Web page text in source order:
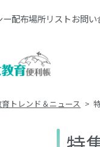
ー配布場所リストお問
育トレンド＆ニュース